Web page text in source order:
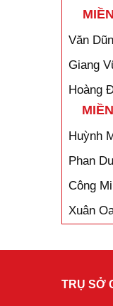
Văn
Giang
Hoàng
Huỳnh
Phan
Công
Xuân
TRỤ SỞ